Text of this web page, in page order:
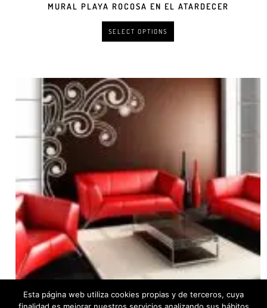
MURAL PLAYA ROCOSA EN EL ATARDECER
SELECT OPTIONS
Esta página web utiliza cookies propias y de terceros, cuya